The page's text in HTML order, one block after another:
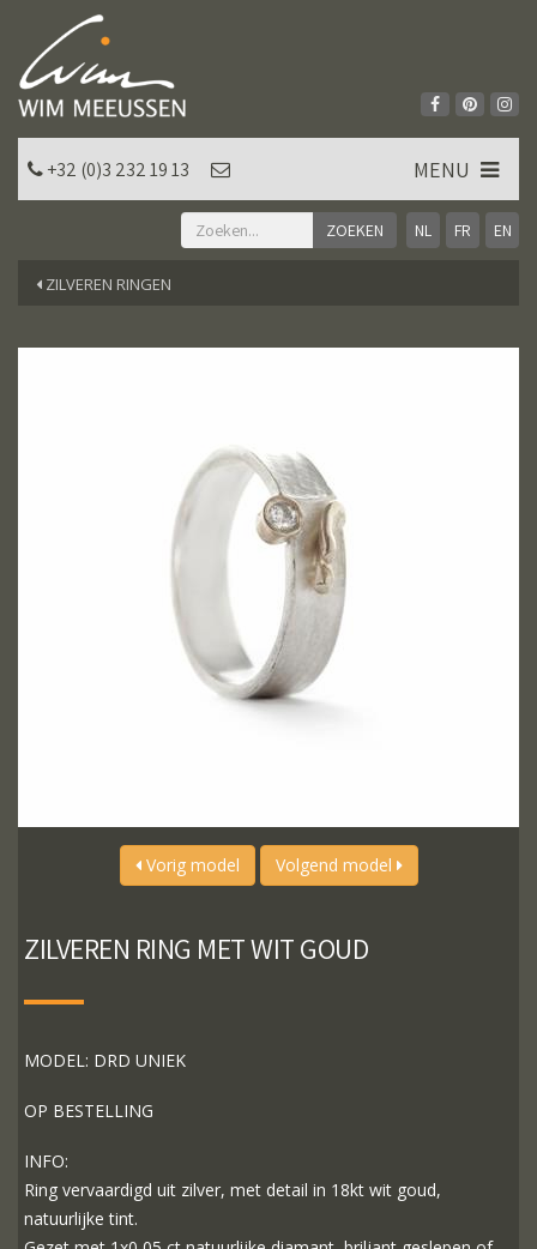
NL FR EN
+32 (0)3 232 19 13 MENU
ZILVEREN RINGEN
Vorig model Volgend model
ZILVEREN RING MET WIT GOUD
MODEL: DRD UNIEK
OP BESTELLING
INFO:
Ring vervaardigd uit zilver, met detail in 18kt wit goud,
natuurlijke tint.